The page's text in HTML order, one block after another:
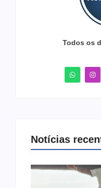
Todos os
Notícias